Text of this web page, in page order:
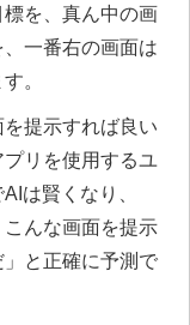
を、真ん中の画
一番右の画面は
。
提示すれば良い
リを使用するユ
は賢くなり、
こんな画面を提示
と正確に予測で